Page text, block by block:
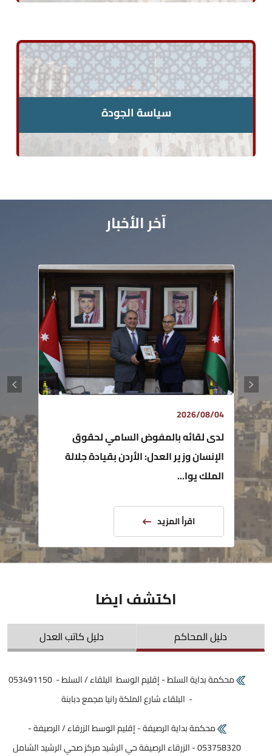
سياسة الجودة
آخر الأخبار
2026/08/04
لدى لقائه بالمفوض السامي لحقوق
الإنسان وزير العدل: الأردن بقيادة جلالة
الملك يوا...
اقرأ المزيد
اكتشف ايضا
دليل المحاكم دليل كاتب العدل
محكمة بداية السلط - إقليم الوسط البلقاء / السلط - 053491150
- البلقاء شارع الملكة رانيا مجمع دبابنة
محكمة بداية الرصيفة - إقليم الوسط الزرقاء / الرصيفة -
053758320 - الزرقاء الرصيفة حي الرشيد مركز صحي الرشيد الشامل